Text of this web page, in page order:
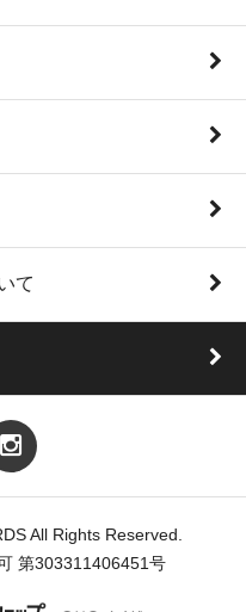
て
All Rights Reserved.
第303311406451号